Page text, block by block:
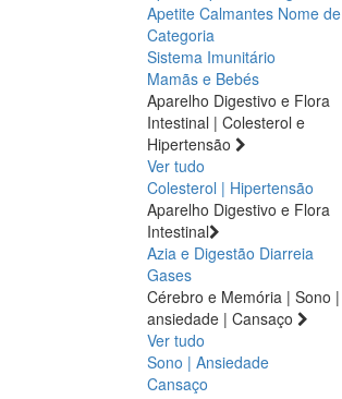
Apetite Calmantes Nome de
Categoria
Sistema Imunitário
Mamãs e Bebés
Aparelho Digestivo e Flora
Intestinal | Colesterol e
Hipertensão
Ver tudo
Colesterol | Hipertensão
Aparelho Digestivo e Flora
Intestinal
Azia e Digestão Diarreia
Gases
Cérebro e Memória | Sono |
ansiedade | Cansaço
Ver tudo
Sono | Ansiedade
Cansaço